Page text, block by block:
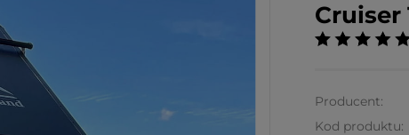
Cruiser
Producent:
Kod produktu: